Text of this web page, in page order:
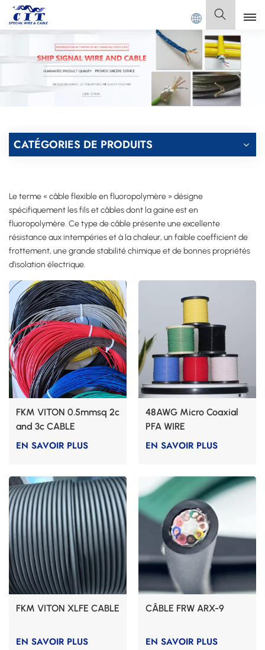
SPECIAL CABLE Co., Ltd. Français
English
Français
Italiano
Español
CATÉGORIES DE PRODUITS
Le terme « câble flexible en fluoropolymère » désigne
spécifiquement les fils et câbles dont la gaine est en
fluoropolymère. Ce type de câble présente une excellente
résistance aux intempéries et à la chaleur, un faible coefficient de
frottement, une grande stabilité chimique et de bonnes propriétés
d'isolation électrique.
FKM VITON 0.5mmsq 2c
and 3c CABLE
EN SAVOIR PLUS
48AWG Micro Coaxial
PFA WIRE
EN SAVOIR PLUS
FKM VITON XLFE CABLE
EN SAVOIR PLUS
CÂBLE FRW ARX-9
EN SAVOIR PLUS